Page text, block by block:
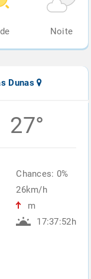
Noite
Dunas
27°
Chances: 0%
26km/h
m
17:37:52h